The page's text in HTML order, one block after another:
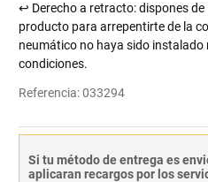
↩ Derecho a retracto: dispones de
producto para arrepentirte de la
neumático no haya sido instalado
condiciones.
Referencia:033294
Si tu método de entrega es
aplicaran recargos por los